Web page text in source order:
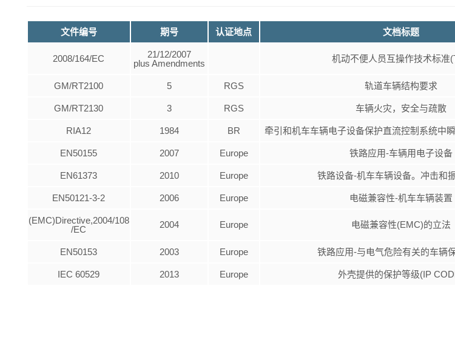
文件编号 期号 认证地点 文档标题
2008/164/EC
21/12/2007
plus Amendments
机动不便人员互操作技术标准
GM/RT2100 5 RGS 轨道车辆结构要求
GM/RT2130 3 RGS 车辆火灾，安全与疏散
RIA12 1984 BR 牵引和机车车辆电子设备保护直流控制系统中
EN50155 2007 Europe 铁路应用-车辆用电子设备
EN61373 2010 Europe 铁路设备-机车车辆设备。冲击和
EN50121-3-2 2006 Europe 电磁兼容性-机车车辆装置
(EMC)Directive,2004/108
/EC
2004 Europe 电磁兼容性(EMC)的立法
EN50153 2003 Europe 铁路应用-与电气危险有关的车辆
IEC 60529 2013 Europe 外壳提供的保护等级(IP